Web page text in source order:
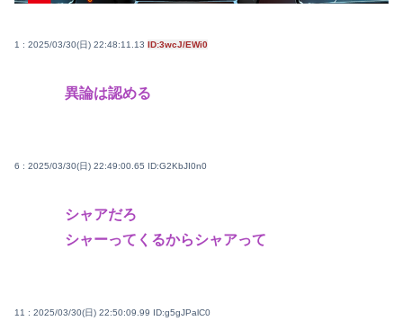
1 : 2025/03/30(日) 22:48:11.13 ID:3wcJ/EWi0
異論は認める
6 : 2025/03/30(日) 22:49:00.65 ID:G2KbJI0n0
シャアだろ
シャーってくるからシャアって
11 : 2025/03/30(日) 22:50:09.99 ID:g5gJPalC0